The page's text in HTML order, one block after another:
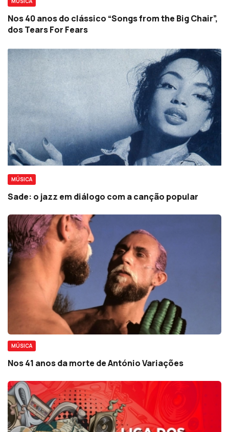
Nos 40 anos do clássico “Songs from the Big Chair”,
dos Tears For Fears
MÚSICA
Sade: o jazz em diálogo com a canção popular
MÚSICA
Nos 41 anos da morte de António Variações